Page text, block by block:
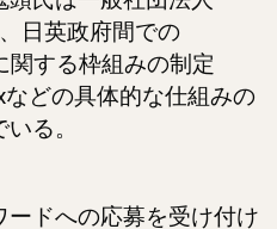
日英政府間での
関する枠組みの制定
どの具体的な仕組みの
る。
ドへの応募を受け付け